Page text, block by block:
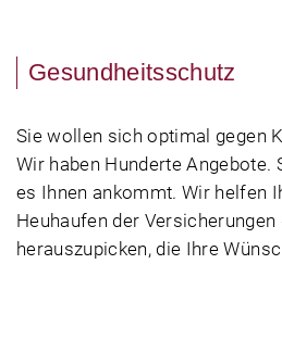
Gesundheitsschutz
Sie wollen sich optimal gegen
Wir haben Hunderte Angebote.
es Ihnen ankommt. Wir helfen
Heuhaufen der Versicherungen
herauszupicken, die Ihre